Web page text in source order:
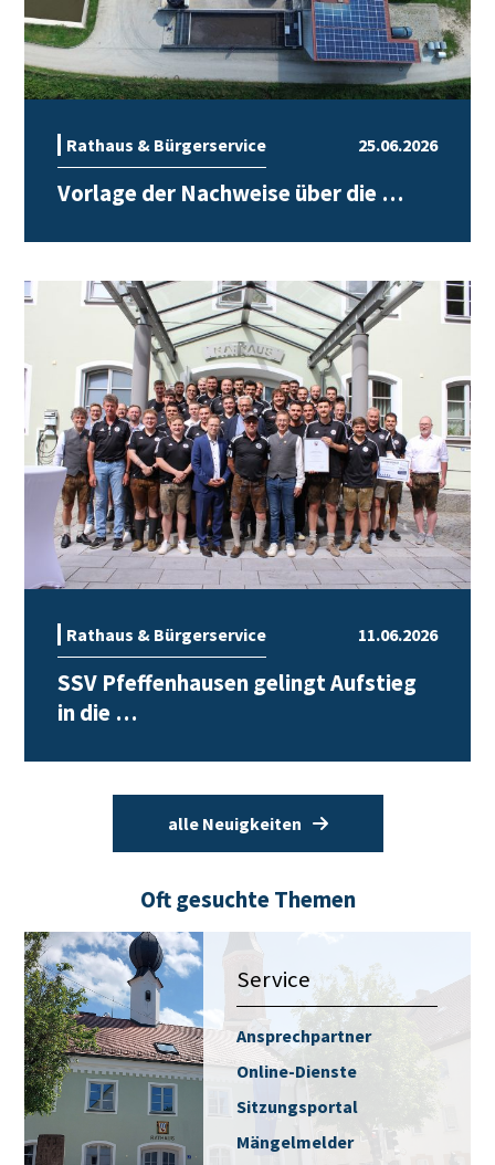
25.06.2026
Rathaus & Bürgerservice
Vorlage der Nachweise über die …
11.06.2026
Rathaus & Bürgerservice
SSV Pfeffenhausen gelingt Aufstieg
in die …
alle Neuigkeiten
Oft gesuchte Themen
Service
Ansprechpartner
Online-Dienste
Sitzungsportal
Mängelmelder